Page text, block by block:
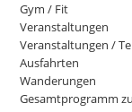
Gym / Fit
Veranstaltungen
Veranstaltungen /
Ausfahrten
Wanderungen
Gesamtprogramm